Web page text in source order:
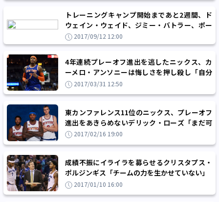
トレーニングキャンプ開始まであと2週間、ド
ウェイン・ウェイド、ジミー・バトラー、ポー
ル・ジョージが揃って調整
2017/09/12 12:00
4年連続プレーオフ進出を逃したニックス、カ
ーメロ・アンソニーは悔しさを押し殺し「自分
の役割が分からない」と漏らす
2017/03/31 12:50
東カンファレンス11位のニックス、プレーオフ
進出をあきらめないデリック・ローズ「まだ可
能性はある」
2017/02/16 19:00
成績不振にイライラを募らせるクリスタプス・
ポルジンギス「チームの力を生かせていない」
2017/01/10 16:00